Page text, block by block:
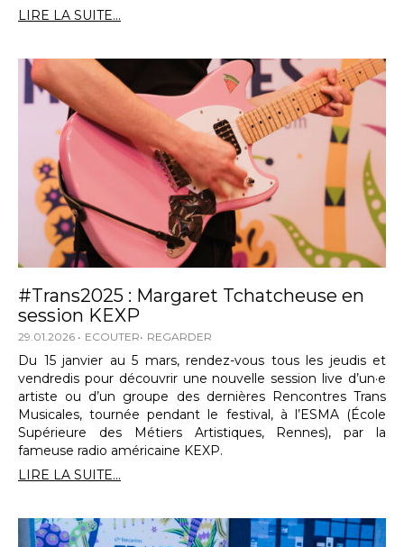
LIRE LA SUITE...
#Trans2025 : Margaret Tchatcheuse en
session KEXP
29.01.2026 ECOUTER REGARDER
Du 15 janvier au 5 mars, rendez-vous tous les jeudis et
vendredis pour découvrir une nouvelle session live d’un·e
artiste ou d’un groupe des dernières Rencontres Trans
Musicales, tournée pendant le festival, à l’ESMA (École
Supérieure des Métiers Artistiques, Rennes), par la
fameuse radio américaine KEXP.
LIRE LA SUITE...